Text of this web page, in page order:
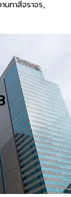
นทาสีจราจร,